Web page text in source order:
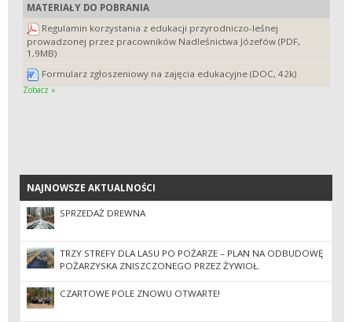
MATERIAŁY DO POBRANIA
Regulamin korzystania z edukacji przyrodniczo-leśnej
prowadzonej przez pracowników Nadleśnictwa Józefów (PDF,
1,9MB)
Formularz zgłoszeniowy na zajęcia edukacyjne (DOC, 42k)
Zobacz »
NAJNOWSZE AKTUALNOŚCI
NAJNOWSZE AKTUALNOŚCI
SPRZEDAŻ DREWNA
TRZY STREFY DLA LASU PO POŻARZE – PLAN NA ODBUDOWĘ
POŻARZYSKA ZNISZCZONEGO PRZEZ ŻYWIOŁ.
CZARTOWE POLE ZNOWU OTWARTE!